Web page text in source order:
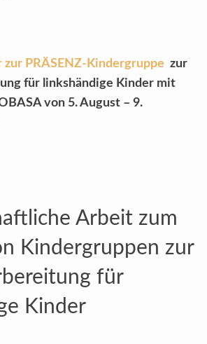
PRÄSENZ-Kindergruppe zur
für linkshändige Kinder mit
von 5. August – 9.
Arbeit zum
Kindergruppen zur
für
Kinder